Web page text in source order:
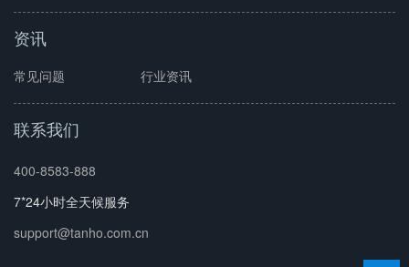
资讯
常见问题 行业资讯
联系我们
400-8583-888
7*24小时全天候服务
support@tanho.com.cn